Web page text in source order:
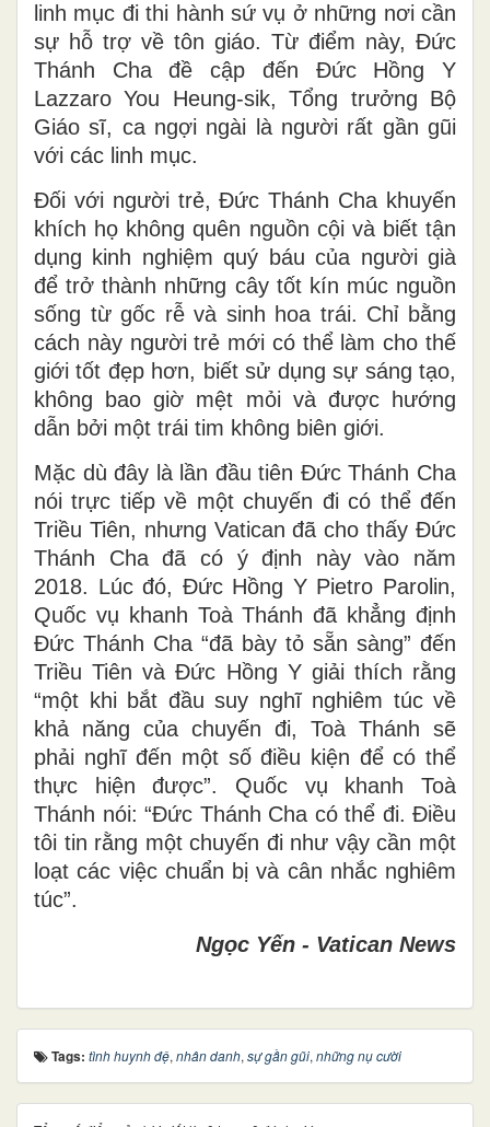
linh mục đi thi hành sứ vụ ở những nơi cần
sự hỗ trợ về tôn giáo. Từ điểm này, Đức
Thánh Cha đề cập đến Đức Hồng Y
Lazzaro You Heung-sik, Tổng trưởng Bộ
Giáo sĩ, ca ngợi ngài là người rất gần gũi
với các linh mục.
Đối với người trẻ, Đức Thánh Cha khuyến
khích họ không quên nguồn cội và biết tận
dụng kinh nghiệm quý báu của người già
để trở thành những cây tốt kín múc nguồn
sống từ gốc rễ và sinh hoa trái. Chỉ bằng
cách này người trẻ mới có thể làm cho thế
giới tốt đẹp hơn, biết sử dụng sự sáng tạo,
không bao giờ mệt mỏi và được hướng
dẫn bởi một trái tim không biên giới.
Mặc dù đây là lần đầu tiên Đức Thánh Cha
nói trực tiếp về một chuyến đi có thể đến
Triều Tiên, nhưng Vatican đã cho thấy Đức
Thánh Cha đã có ý định này vào năm
2018. Lúc đó, Đức Hồng Y Pietro Parolin,
Quốc vụ khanh Toà Thánh đã khẳng định
Đức Thánh Cha “đã bày tỏ sẵn sàng” đến
Triều Tiên và Đức Hồng Y giải thích rằng
“một khi bắt đầu suy nghĩ nghiêm túc về
khả năng của chuyến đi, Toà Thánh sẽ
phải nghĩ đến một số điều kiện để có thể
thực hiện được”. Quốc vụ khanh Toà
Thánh nói: “Đức Thánh Cha có thể đi. Điều
tôi tin rằng một chuyến đi như vậy cần một
loạt các việc chuẩn bị và cân nhắc nghiêm
túc”.
Ngọc Yến - Vatican News
Tags: tình huynh đệ, nhân danh, sự gần gũi, những nụ cười